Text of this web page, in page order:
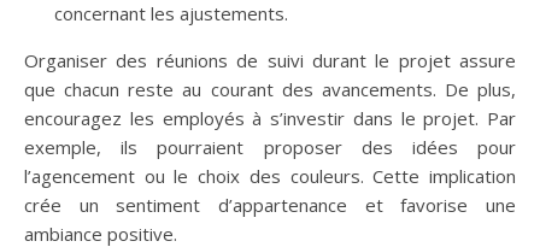
concernant les ajustements.
Organiser des réunions de suivi durant le projet assure
que chacun reste au courant des avancements. De plus,
encouragez les employés à s’investir dans le projet. Par
exemple, ils pourraient proposer des idées pour
l’agencement ou le choix des couleurs. Cette implication
crée un sentiment d’appartenance et favorise une
ambiance positive.